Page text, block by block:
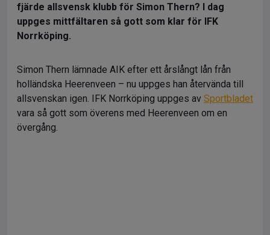
fjärde allsvensk klubb för Simon Thern? I dag
uppges mittfältaren så gott som klar för IFK
Norrköping.
Simon Thern lämnade AIK efter ett årslångt lån från
holländska Heerenveen – nu uppges han återvända till
allsvenskan igen. IFK Norrköping uppges av Sportbladet
vara så gott som överens med Heerenveen om en
övergång.